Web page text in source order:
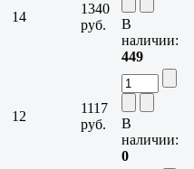
14
1340
руб.
В
наличии:
449
12
1117
руб.
В
наличии:
0